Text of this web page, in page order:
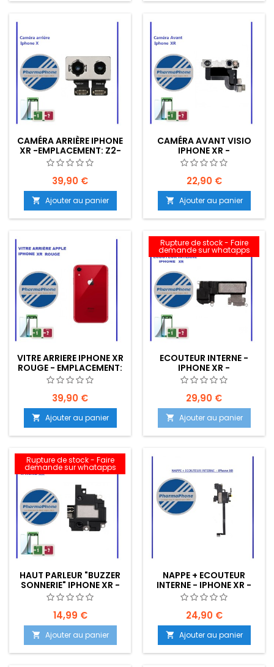
CAMÉRA ARRIÈRE IPHONE
XR -EMPLACEMENT: Z2-
R15-E27
39,90 €
 Ajouter au panier
CAMÉRA AVANT VISIO
IPHONE XR -
EMPLACEMENT: Z2-R15-
E27
22,90 €
 Ajouter au panier
VITRE ARRIERE IPHONE XR
ROUGE - EMPLACEMENT:
Z2-R15-40
39,90 €
 Ajouter au panier
Rupture de stock - Faire
demande sur whatapps
ECOUTEUR INTERNE -
IPHONE XR -
EMPLACEMENT: Z2-R15-
E27
29,90 €
 Ajouter au panier
Rupture de stock - Faire
demande sur whatapps
HAUT PARLEUR "BUZZER
SONNERIE" IPHONE XR -
EMPLACEMENT: Z2-R15-
E27
14,99 €
 Ajouter au panier
NAPPE + ECOUTEUR
INTERNE - IPHONE XR -
EMPLACEMENT: Z2-R15-
E27
24,90 €
 Ajouter au panier